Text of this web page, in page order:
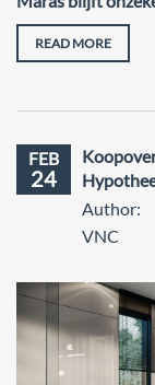
READ MORE
FEB
24
Author:
VNC